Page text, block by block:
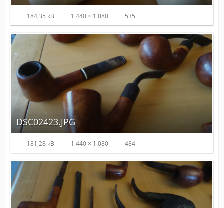
184,35 kB 1.440 × 1.080 535
DSC02423.JPG
181,28 kB 1.440 × 1.080 484